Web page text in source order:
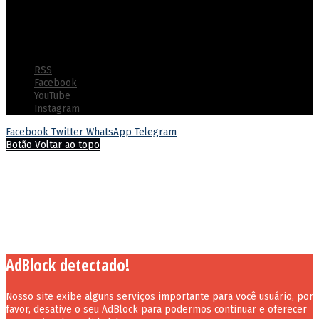
RSS
Facebook
YouTube
Instagram
Facebook Twitter WhatsApp Telegram
Botão Voltar ao topo
AdBlock detectado!
Nosso site exibe alguns serviços importante para você usuário, por
favor, desative o seu AdBlock para podermos continuar e oferecer